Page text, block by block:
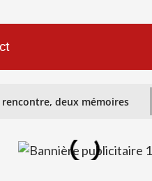
rencontre, deux mémoires